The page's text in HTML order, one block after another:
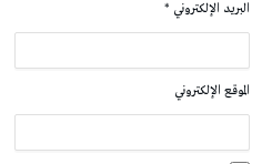
البريد الإلكتروني *
الموقع الإلكتروني